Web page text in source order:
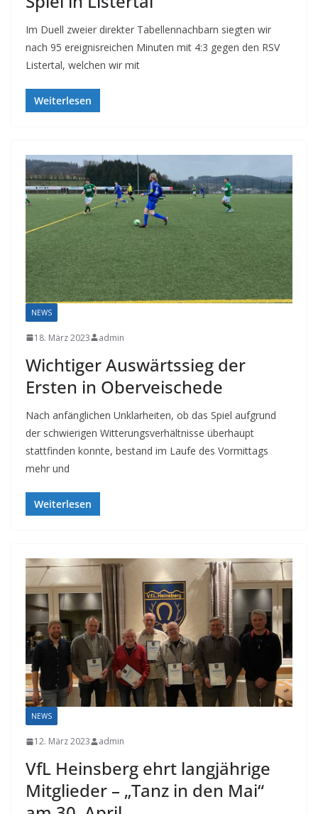
Im Duell zweier direkter Tabellennachbarn siegten wir
nach 95 ereignisreichen Minuten mit 4:3 gegen den RSV
Listertal, welchen wir mit
Weiterlesen
NEWS
18. März 2023 admin
Wichtiger Auswärtssieg der
Ersten in Oberveischede
Nach anfänglichen Unklarheiten, ob das Spiel aufgrund
der schwierigen Witterungsverhältnisse überhaupt
stattfinden konnte, bestand im Laufe des Vormittags
mehr und
Weiterlesen
NEWS
12. März 2023 admin
VfL Heinsberg ehrt langjährige
Mitglieder – „Tanz in den Mai“